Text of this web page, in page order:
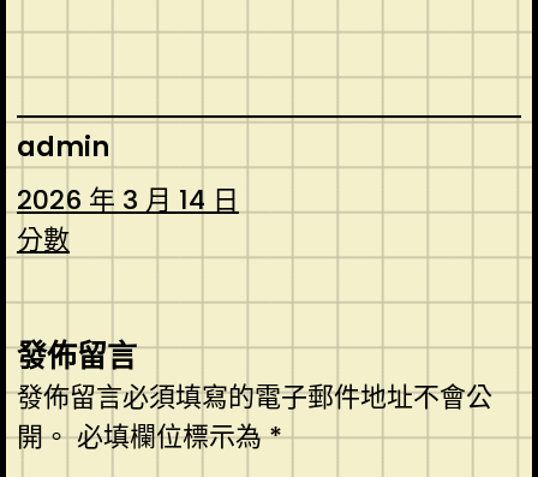
admin
2026 年 3 月 14 日
分數
發佈留言
發佈留言必須填寫的電子郵件地址不會公
開。必填欄位標示為*